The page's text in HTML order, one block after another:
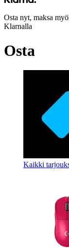
Osta nyt, maksa
Klarnalla
Osta
Kaikki